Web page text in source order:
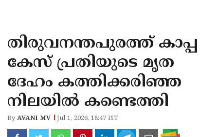
KANNUR
KASARAGOD
തിരുവനന്തപുരത്ത് കാപ്പ
കേസ് പ്രതിയുടെ മൃത
ദേഹം കത്തിക്കരിഞ്ഞ
നിലയിൽ കണ്ടെത്തി
ByAVANI MV Jul 1, 2026, 18:47 IST